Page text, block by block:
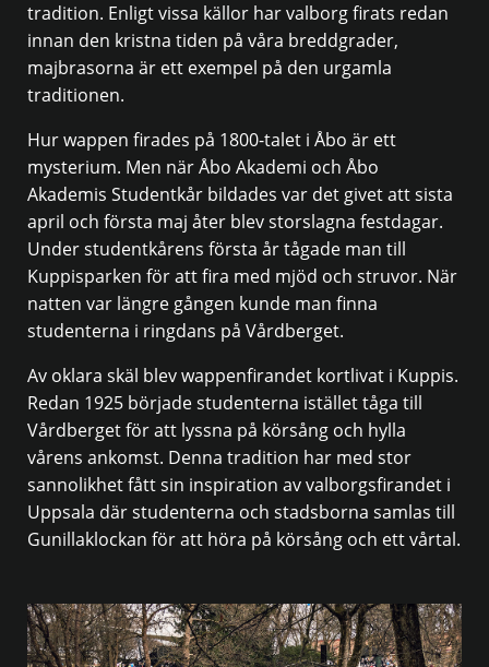
tradition. Enligt vissa källor har valborg firats redan
innan den kristna tiden på våra breddgrader,
majbrasorna är ett exempel på den urgamla
traditionen.
Hur wappen firades på 1800-talet i Åbo är ett
mysterium. Men när Åbo Akademi och Åbo
Akademis Studentkår bildades var det givet att sista
april och första maj åter blev storslagna festdagar.
Under studentkårens första år tågade man till
Kuppisparken för att fira med mjöd och struvor. När
natten var längre gången kunde man finna
studenterna i ringdans på Vårdberget.
Av oklara skäl blev wappenfirandet kortlivat i Kuppis.
Redan 1925 började studenterna istället tåga till
Vårdberget för att lyssna på körsång och hylla
vårens ankomst. Denna tradition har med stor
sannolikhet fått sin inspiration av valborgsfirandet i
Uppsala där studenterna och stadsborna samlas till
Gunillaklockan för att höra på körsång och ett vårtal.